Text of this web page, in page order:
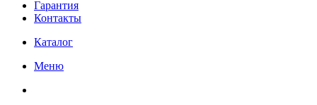
Гарантия
Контакты
Каталог
Меню